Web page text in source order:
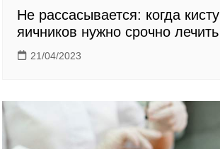
Не рассасывается: когда кисту
яичников нужно срочно лечить
21/04/2023